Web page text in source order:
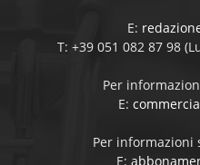
E:
T: +39 051 082 87 98
Per
E:
Per informazioni
E: